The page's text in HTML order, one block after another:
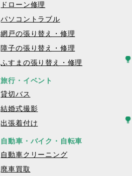
ドローン修理
パソコントラブル
網戸の張り替え・修理
障子の張り替え・修理
ふすまの張り替え・修理
旅行・イベント
貸切バス
結婚式撮影
出張着付け
自動車・バイク・自転車
自動車クリーニング
廃車買取